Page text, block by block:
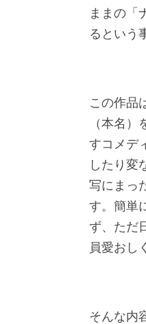
ままの「
るという
この作品
（本名
すコメデ
したり変
写にまっ
す。簡単
ず、ただ
員愛おし
そんな内